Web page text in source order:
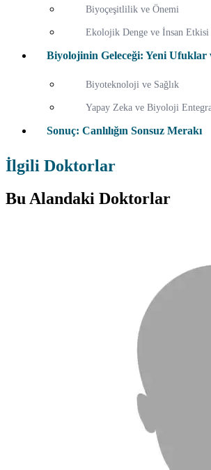
Biyoçeşitlilik ve Önemi
Ekolojik Denge ve İnsan Etkisi
Biyolojinin Geleceği: Yeni Ufuklar
Biyoteknoloji ve Sağlık
Yapay Zeka ve Biyoloji
Sonuç: Canlılığın Sonsuz Merakı
İlgili Doktorlar
Bu Alandaki Doktorlar